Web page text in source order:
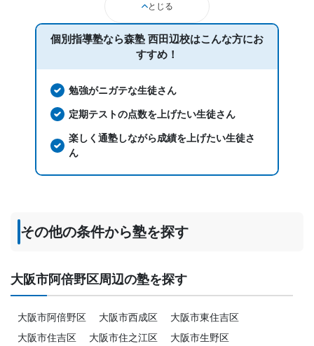
とじる
個別指導塾なら森塾 西田辺校はこんな方にお
すすめ！
勉強がニガテな生徒さん
定期テストの点数を上げたい生徒さん
楽しく通塾しながら成績を上げたい生徒さ
ん
その他の条件から塾を探す
大阪市阿倍野区周辺の塾を探す
大阪市阿倍野区 大阪市西成区
大阪市東住吉区
大阪市住吉区
大阪市住之江区
大阪市生野区